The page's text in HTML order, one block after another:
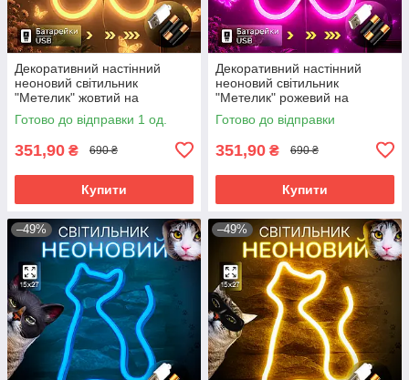
Декоративний настінний
неоновий світильник
"Метелик" жовтий на
батарейках/USB 15.4*22.6 см
Готово до відправки 1 од.
351,90 ₴ 690 ₴
Купити
Декоративний настінний
неоновий світильник
"Метелик" рожевий на
батарейках/USB 15.4*22.6 см
Готово до відправки
351,90 ₴ 690 ₴
Купити
–49% –49%